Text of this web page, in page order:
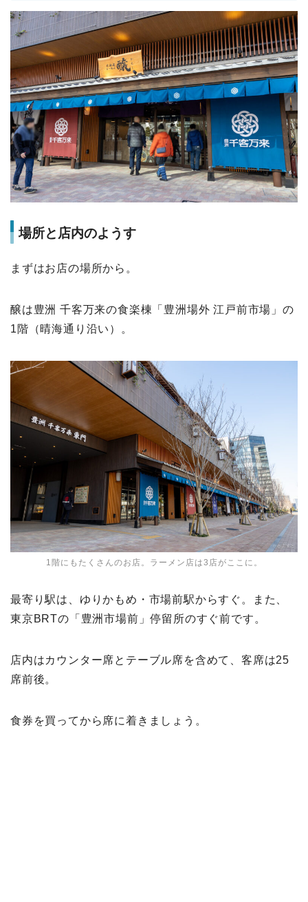
場所と店内のようす
まずはお店の場所から。
醸は豊洲 千客万来の食楽棟「豊洲場外 江戸前市場」の
1階（晴海通り沿い）。
1階にもたくさんのお店。ラーメン店は3店がここに。
最寄り駅は、ゆりかもめ・市場前駅からすぐ。また、
東京BRTの「豊洲市場前」停留所のすぐ前です。
店内はカウンター席とテーブル席を含めて、客席は25
席前後。
食券を買ってから席に着きましょう。